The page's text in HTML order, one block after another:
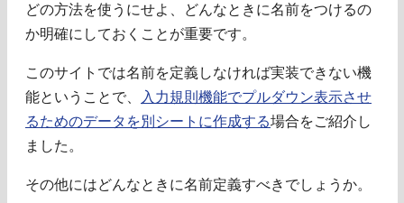
どの方法を使うにせよ、どんなときに名前をつけるの
か明確にしておくことが重要です。
このサイトでは名前を定義しなければ実装できない機
能ということで、
入力規則機能でプルダウン表示させ
るためのデータを別シートに作成する場合をご紹介し
ました。
その他にはどんなときに名前定義すべきでしょうか。